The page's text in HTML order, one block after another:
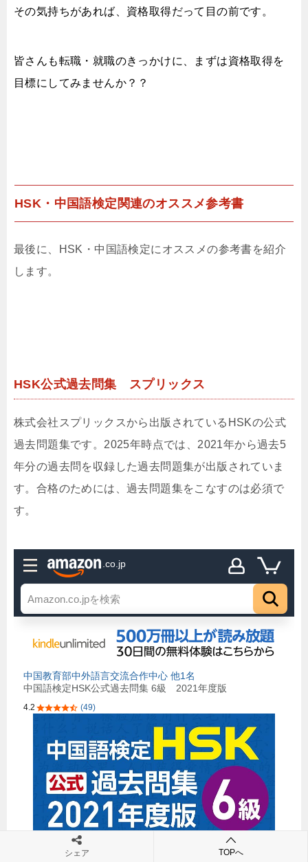
その気持ちがあれば、資格取得だって目の前です。
皆さんも転職・就職のきっかけに、まずは資格取得を
目標にしてみませんか？？
HSK・中国語検定関連のオススメ参考書
最後に、HSK・中国語検定にオススメの参考書を紹介
します。
HSK公式過去問集 スプリックス
株式会社スプリックスから出版されているHSKの公式
過去問題集です。2025年時点では、2021年から過去5
年分の過去問を収録した過去問題集が出版されていま
す。合格のためには、過去問題集をこなすのは必須で
す。
シェア TOPへ